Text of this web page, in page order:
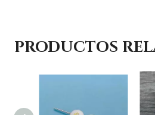
PRODUCTOS